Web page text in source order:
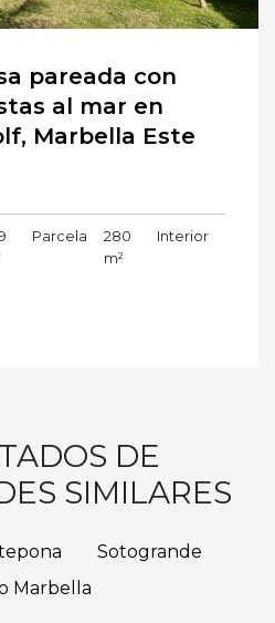
pareada con
al mar en
Marbella Este
Parcela
280
m²
Interior
DE
SIMILARES
Sotogrande
Marbella